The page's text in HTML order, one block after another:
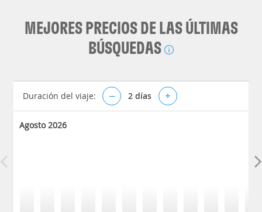
MEJORES PRECIOS DE LAS ÚLTIMAS
BÚSQUEDAS
Duración del viaje: – 2 días +
Agosto 2026